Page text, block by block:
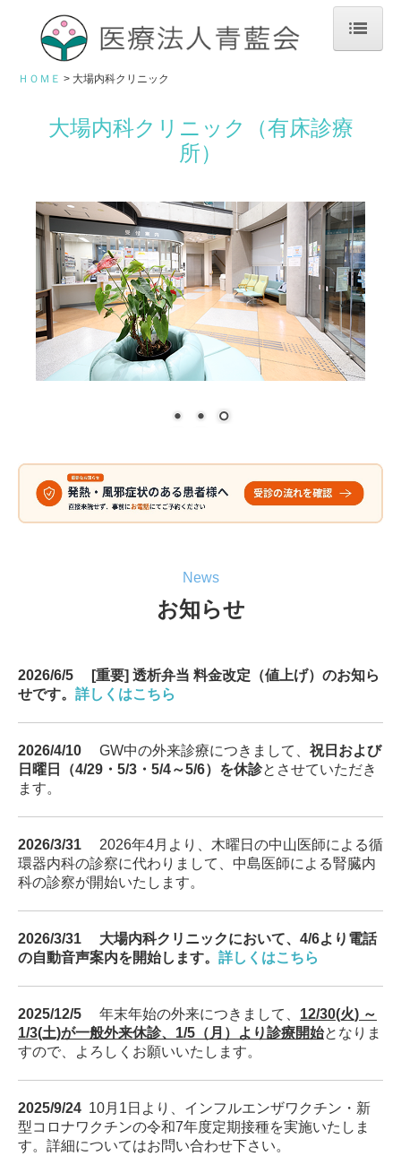
ＨＯＭＥ
医院概要 | 本院
大場内科玉造クリニック
外来案内 | 玉造
アクセス | 玉造
医院概要 | 玉造
外来案内 | 小吹
アクセス | 小吹
地域連携
ＨＯＭＥ 大場内科クリニック
大場内科クリニック（有床診療
所）
News
お知らせ
2026/6/5
[重要] 透析弁当 料金改定（値上げ）のお知ら
せです。 詳しくはこちら
2026/4/10 GW中の外来診療につきまして、 祝日および
日曜日（4/29・5/3・5/4～5/6）を休診とさせていただき
ます。
2026/3/31 2026年4月より、木曜日の中山医師による循
環器内科の診察に代わりまして、中島医師による腎臓内
科の診察が開始いたします。
2026/3/31 大場内科クリニックにおいて、 4/6より 電話
の自動音声案内を開始します。 詳しくはこちら
2025/12/5 年末年始の外来につきまして、 12/30(火) ～
1/3(土)が一般外来休診、1/5（月）より診療開始となりま
すので、よろしくお願いいたします。
2025/9/24 10月1日より、インフルエンザワクチン・新
型コロナワクチンの令和7年度定期接種を実施いたしま
す。詳細についてはお問い合わせ下さい。